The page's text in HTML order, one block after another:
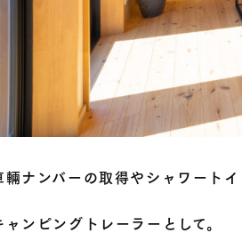
輛ナンバーの取得やシャワート
ャンピングトレーラーとして。